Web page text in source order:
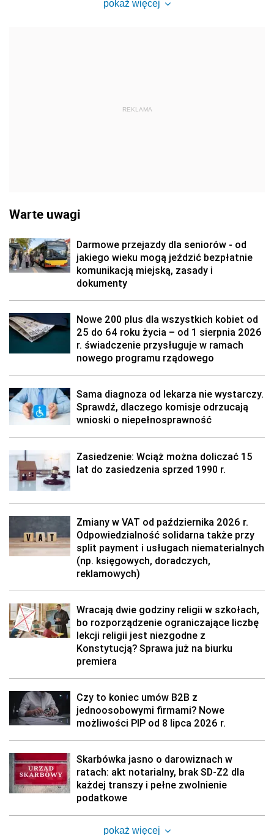
pokaż więcej
REKLAMA
Warte uwagi
Darmowe przejazdy dla seniorów - od
jakiego wieku mogą jeździć bezpłatnie
komunikacją miejską, zasady i
dokumenty
Nowe 200 plus dla wszystkich kobiet od
25 do 64 roku życia – od 1 sierpnia 2026
r. świadczenie przysługuje w ramach
nowego programu rządowego
Sama diagnoza od lekarza nie wystarczy.
Sprawdź, dlaczego komisje odrzucają
wnioski o niepełnosprawność
Zasiedzenie: Wciąż można doliczać 15
lat do zasiedzenia sprzed 1990 r.
Zmiany w VAT od października 2026 r.
Odpowiedzialność solidarna także przy
split payment i usługach niematerialnych
(np. księgowych, doradczych,
reklamowych)
Wracają dwie godziny religii w szkołach,
bo rozporządzenie ograniczające liczbę
lekcji religii jest niezgodne z
Konstytucją? Sprawa już na biurku
premiera
Czy to koniec umów B2B z
jednoosobowymi firmami? Nowe
możliwości PIP od 8 lipca 2026 r.
Skarbówka jasno o darowiznach w
ratach: akt notarialny, brak SD-Z2 dla
każdej transzy i pełne zwolnienie
podatkowe
pokaż więcej